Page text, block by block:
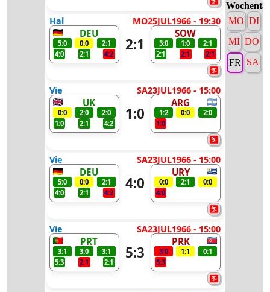
Hal MO25JUL1966 - 19:30
DEU
5:0 0:0
2:1
4:0
2:1 4:2
2:1
SOW
3:0 1:0
2:1
2:1
2:1 2:1
Vie SA23JUL1966 - 15:00
UK
0:0 2:0
2:0
1:0
2:1 4:2
1:0
ARG
1:2 0:0
2:0
1:0
Vie SA23JUL1966 - 15:00
DEU
5:0 0:0
2:1
4:0
2:1 4:2
4:0
URY
0:0 2:1
0:0
4:0
Vie SA23JUL1966 - 15:00
PRT
3:1 3:0
3:1
5:3
2:1 2:1
5:3
PRK
3:0 1:1
0:1
5:3
MO DI
MI DO
FR SA